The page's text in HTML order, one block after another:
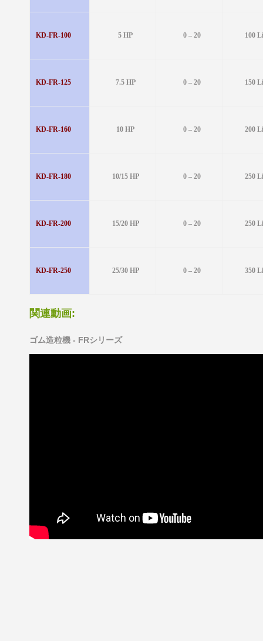
KD-FR-100 5 HP 0 – 20 100
KD-FR-125 7.5 HP 0 – 20 150
KD-FR-160 10 HP 0 – 20 200
KD-FR-180 10/15 HP 0 – 20 250
KD-FR-200 15/20 HP 0 – 20 250
KD-FR-250 25/30 HP 0 – 20 350
関連動画:
ゴム造粒機 - FRシリーズ